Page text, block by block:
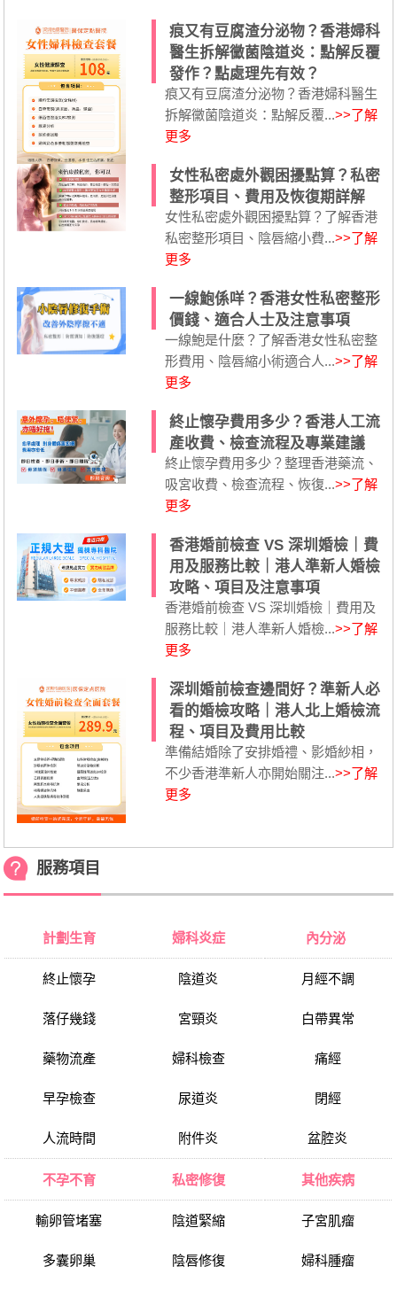
痕又有豆腐渣分泌物？香港婦科
醫生拆解黴菌陰道炎：點解反覆
發作？點處理先有效？
痕又有豆腐渣分泌物？香港婦科醫生
拆解黴菌陰道炎：點解反覆...>>了解
更多
女性私密處外觀困擾點算？私密
整形項目、費用及恢復期詳解
女性私密處外觀困擾點算？了解香港
私密整形項目、陰唇縮小費...>>了解
更多
一線鮑係咩？香港女性私密整形
價錢、適合人士及注意事項
一線鮑是什麼？了解香港女性私密整
形費用、陰唇縮小術適合人...>>了解
更多
終止懷孕費用多少？香港人工流
產收費、檢查流程及專業建議
終止懷孕費用多少？整理香港藥流、
吸宮收費、檢查流程、恢復...>>了解
更多
香港婚前檢查 VS 深圳婚檢｜費
用及服務比較｜港人準新人婚檢
攻略、項目及注意事項
香港婚前檢查 VS 深圳婚檢｜費用及
服務比較｜港人準新人婚檢...>>了解
更多
深圳婚前檢查邊間好？準新人必
看的婚檢攻略｜港人北上婚檢流
程、項目及費用比較
準備結婚除了安排婚禮、影婚紗相，
不少香港準新人亦開始關注...>>了解
更多
服務項目
計劃生育
終止懷孕
落仔幾錢
藥物流產
早孕檢查
人流時間
婦科炎症
陰道炎
宮頸炎
婦科檢查
尿道炎
附件炎
內分泌
月經不調
白帶異常
痛經
閉經
盆腔炎
不孕不育
輸卵管堵塞
多囊卵巢
私密修復
陰道緊縮
陰唇修復
其他疾病
子宮肌瘤
婦科腫瘤